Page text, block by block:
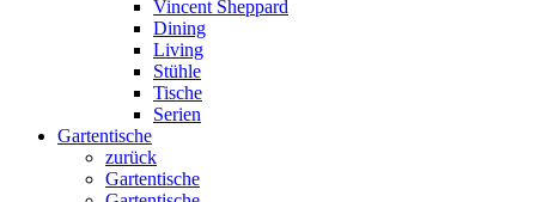
Vincent Sheppard
Dining
Living
Stühle
Tische
Serien
Gartentische
zurück
Gartentische